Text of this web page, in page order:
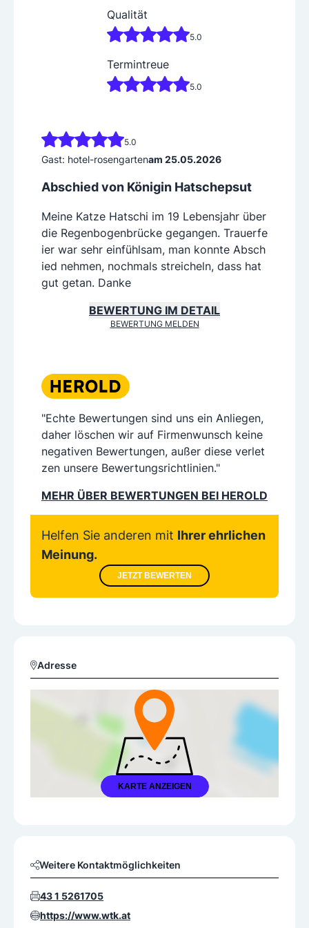
Qualität
5.0
Termintreue
5.0
5.0
Gast: hotel-rosengartenam 25.05.2026
Abschied von Königin Hatschepsut
Meine Katze Hatschi im 19 Lebensjahr über
die Regenbogenbrücke gegangen. Trauerfe
ier war sehr einfühlsam, man konnte Absch
ied nehmen, nochmals streicheln, dass hat
gut getan. Danke
BEWERTUNG IM DETAIL
BEWERTUNG MELDEN
"Echte Bewertungen sind uns ein Anliegen,
daher löschen wir auf Firmenwunsch keine
negativen Bewertungen, außer diese verlet
zen unsere Bewertungsrichtlinien."
MEHR ÜBER BEWERTUNGEN BEI HEROLD
Helfen Sie anderen mit Ihrer ehrlichen
Meinung.
JETZT BEWERTEN
Adresse
KARTE ANZEIGEN
Weitere Kontaktmöglichkeiten
43 1 5261705
https://www.wtk.at